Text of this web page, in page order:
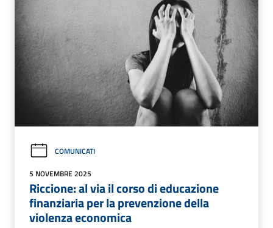
COMUNICATI
5 NOVEMBRE 2025
Riccione: al via il corso di educazione
finanziaria per la prevenzione della
violenza economica